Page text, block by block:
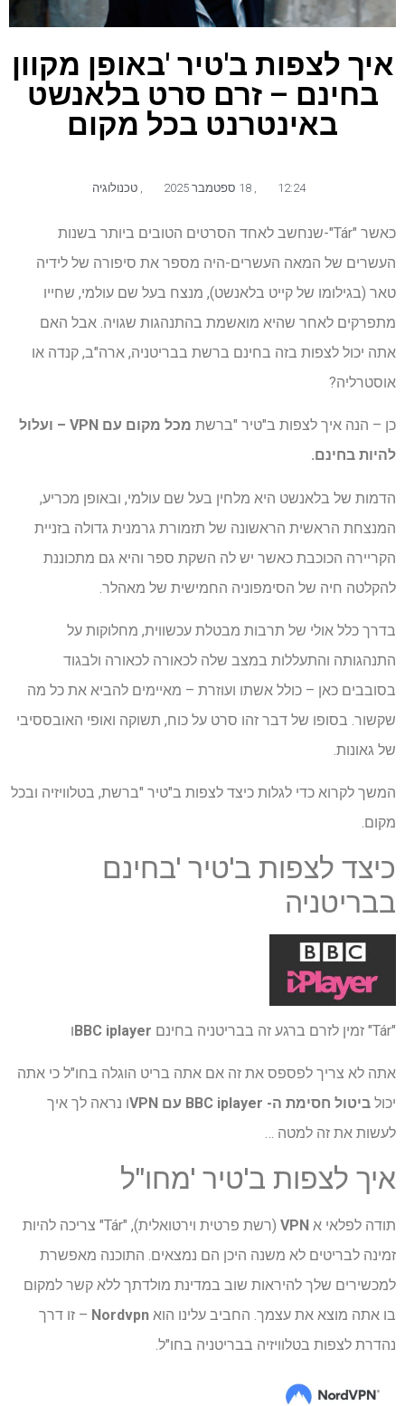
איך לצפות ב'טיר 'באופן מקוון
בחינם – זרם סרט בלאנשט
באינטרנט בכל מקום
12:24 טכנולוגיה
כאשר "Tár"-שנחשב לאחד הסרטים הטובים ביותר בשנות
העשרים של המאה העשרים-היה מספר את סיפורה של לידיה
טאר (בגילומו של קייט בלאנשט), מנצח בעל שם עולמי, שחייו
מתפרקים לאחר שהיא מואשמת בהתנהגות שגויה. אבל האם
אתה יכול לצפות בזה בחינם ברשת בבריטניה, ארה"ב, קנדה או
אוסטרליה?
כן – הנה איך לצפות ב"טיר "ברשת מכל מקום עם VPN
– ועלול
להיות בחינם.
הדמות של בלאנשט היא מלחין בעל שם עולמי, ובאופן מכריע,
המנצחת הראשית הראשונה של תזמורת גרמנית גדולה בזניית
הקריירה הכוכבת כאשר יש לה השקת ספר והיא גם מתכוננת
להקלטה חיה של הסימפוניה החמישית של מאהלר.
בדרך כלל אולי של תרבות מבטלת עכשווית, מחלוקות על
התנהגותה והתעללות במצב שלה לכאורה לכאורה ולבגוד
בסובבים כאן – כולל אשתו ועוזרת – מאיימים להביא את כל מה
שקשור. בסופו של דבר זהו סרט על כוח, תשוקה ואופי האובססיבי
של גאונות.
המשך לקרוא כדי לגלות כיצד לצפות ב"טיר "ברשת, בטלוויזיה ובכל
מקום.
כיצד לצפות ב'טיר 'בחינם
בבריטניה
"Tár" זמין לזרם ברגע זה בבריטניה בחינם BBC iplayerו
אתה לא צריך לפספס את זה אם אתה בריט הוגלה בחו"ל כי אתה
יכול ביטול חסימת ה- BBC iplayer עם VPN
ו נראה לך איך
לעשות את זה למטה …
איך לצפות ב'טיר 'מחו"ל
תודה לפלאי א VPN
(רשת פרטית וירטואלית), "Tár" צריכה להיות
זמינה לבריטים לא משנה היכן הם נמצאים. התוכנה מאפשרת
למכשירים שלך להיראות שוב במדינת מולדתך ללא קשר למקום
בו אתה מוצא את עצמך. החביב עלינו הוא Nordvpn – זו דרך
נהדרת לצפות בטלוויזיה בבריטניה בחו"ל.